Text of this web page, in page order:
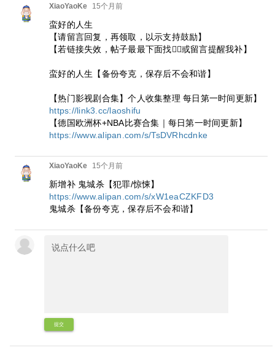
XiaoYaoKe 15个月前
蛮好的人生
【请留言回复，再领取，以示支持鼓励】
【若链接失效，帖子最最下面找👇🏻或留言提醒我补】
蛮好的人生【备份夸克，保存后不会和谐】
【热门影视剧合集】个人收集整理 每日第一时间更新】
https://link3.cc/laoshifu
【德国欧洲杯+NBA比赛合集｜每日第一时间更新】
https://www.alipan.com/s/TsDVRhcdnke
XiaoYaoKe 15个月前
新增补 鬼城杀【犯罪/惊悚】
https://www.alipan.com/s/xW1eaCZKFD3
鬼城杀【备份夸克，保存后不会和谐】
提交